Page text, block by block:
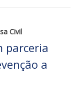
Civil
parceria
a